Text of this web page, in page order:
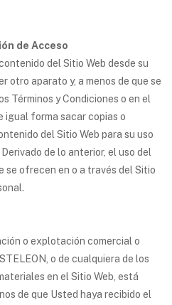
de Acceso
del Sitio Web desde su
otro aparato y, a menos de que se
Términos y Condiciones o en el
igual forma sacar copias o
del Sitio Web para su uso
de lo anterior, el uso del
se ofrecen en o a través del Sitio
o explotación comercial o
o de cualquiera de los
en el Sitio Web, está
de que Usted haya recibido el